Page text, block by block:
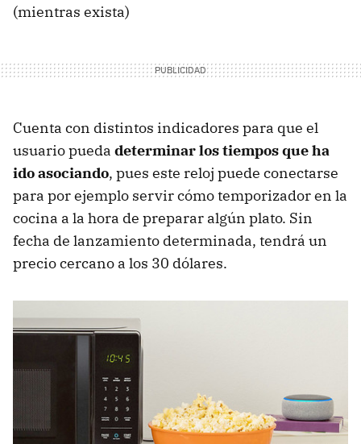
(mientras exista)
Cuenta con distintos indicadores para que el
usuario pueda determinar los tiempos que ha
ido asociando, pues este reloj puede conectarse
para por ejemplo servir cómo temporizador en la
cocina a la hora de preparar algún plato. Sin
fecha de lanzamiento determinada, tendrá un
precio cercano a los 30 dólares.